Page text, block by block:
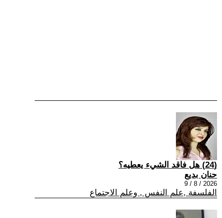
(24) هل فاقد الشيء يعطيه؟
حنان بديع
2026 / 8 / 9
الفلسفة ,علم النفس , وعلم الاجتماع